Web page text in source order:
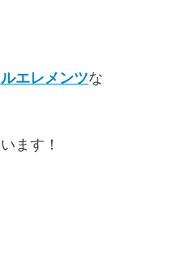
エレメンツな
ます！